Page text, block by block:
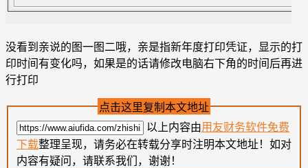
没看到亲说的图一图二哦，亲是指新年度打印凭证，显示的打
印时间有变化吗，如果是的话请修改电脑右下角的时间后再进
行打印
点击这里复制本文地址
以上内容由用友财务软件免费
下载整理呈现，请务必在转载分享时注明本文地址！如对
内容有疑问，请联系我们，谢谢！